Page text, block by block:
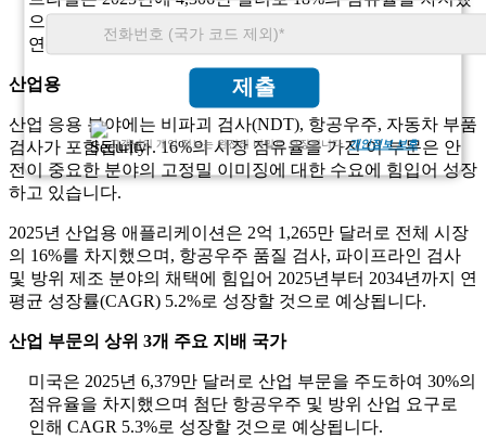
제출
고객님의 개인 정보는 완전히 비밀로 보장됩니다.개인정보 보호
으며, 미용 치과 수요 증가와 개인 진료소 확장 증가로 인해
연평균 성장률(CAGR) 5.7%로 성장했습니다.
산업용
산업 응용 분야에는 비파괴 검사(NDT), 항공우주, 자동차 부품
검사가 포함됩니다. 16%의 시장 점유율을 가진 이 부문은 안
전이 중요한 분야의 고정밀 이미징에 대한 수요에 힘입어 성장
하고 있습니다.
2025년 산업용 애플리케이션은 2억 1,265만 달러로 전체 시장
의 16%를 차지했으며, 항공우주 품질 검사, 파이프라인 검사
및 방위 제조 분야의 채택에 힘입어 2025년부터 2034년까지 연
평균 성장률(CAGR) 5.2%로 성장할 것으로 예상됩니다.
산업 부문의 상위 3개 주요 지배 국가
미국은 2025년 6,379만 달러로 산업 부문을 주도하여 30%의
점유율을 차지했으며 첨단 항공우주 및 방위 산업 요구로
인해 CAGR 5.3%로 성장할 것으로 예상됩니다.